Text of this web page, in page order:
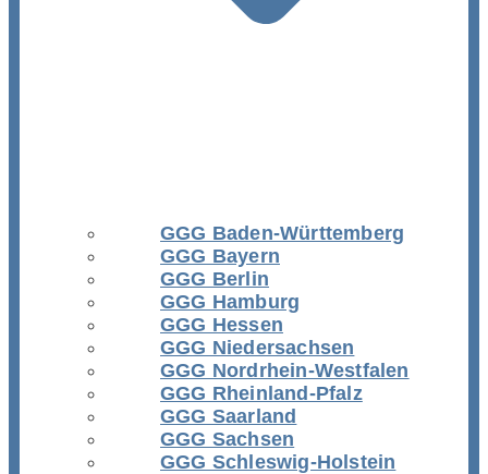
GGG Baden-Württemberg
GGG Bayern
GGG Berlin
GGG Hamburg
GGG Hessen
GGG Niedersachsen
GGG Nordrhein-Westfalen
GGG Rheinland-Pfalz
GGG Saarland
GGG Sachsen
GGG Schleswig-Holstein